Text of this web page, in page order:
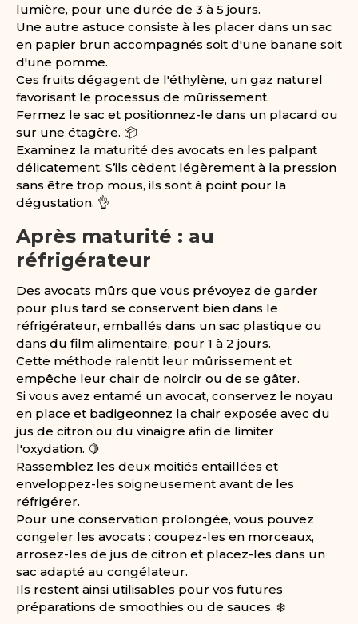
lumière, pour une durée de 3 à 5 jours.
Une autre astuce consiste à les placer dans un sac
en papier brun accompagnés soit d'une banane soit
d'une pomme.
Ces fruits dégagent de l'éthylène, un gaz naturel
favorisant le processus de mûrissement.
Fermez le sac et positionnez-le dans un placard ou
sur une étagère. 📦
Examinez la maturité des avocats en les palpant
délicatement. S’ils cèdent légèrement à la pression
sans être trop mous, ils sont à point pour la
dégustation. 👌
Après maturité : au
réfrigérateur
Des avocats mûrs que vous prévoyez de garder
pour plus tard se conservent bien dans le
réfrigérateur, emballés dans un sac plastique ou
dans du film alimentaire, pour 1 à 2 jours.
Cette méthode ralentit leur mûrissement et
empêche leur chair de noircir ou de se gâter.
Si vous avez entamé un avocat, conservez le noyau
en place et badigeonnez la chair exposée avec du
jus de citron ou du vinaigre afin de limiter
l'oxydation. 🍋
Rassemblez les deux moitiés entaillées et
enveloppez-les soigneusement avant de les
réfrigérer.
Pour une conservation prolongée, vous pouvez
congeler les avocats : coupez-les en morceaux,
arrosez-les de jus de citron et placez-les dans un
sac adapté au congélateur.
Ils restent ainsi utilisables pour vos futures
préparations de smoothies ou de sauces. ❄️